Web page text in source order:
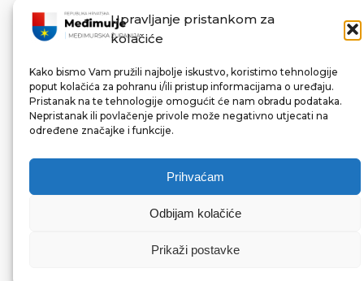
Upravljanje pristankom za
kolačiće
Kako bismo Vam pružili najbolje iskustvo, koristimo tehnologije
poput kolačića za pohranu i/ili pristup informacijama o uređaju.
Pristanak na te tehnologije omogućit će nam obradu podataka.
Nepristanak ili povlačenje privole može negativno utjecati na
određene značajke i funkcije.
Prihvaćam
Odbijam kolačiće
Prikaži postavke
REPUBLIKA HRVATSKA
© 2022 Međimurska županija. Sva prava pridržana.